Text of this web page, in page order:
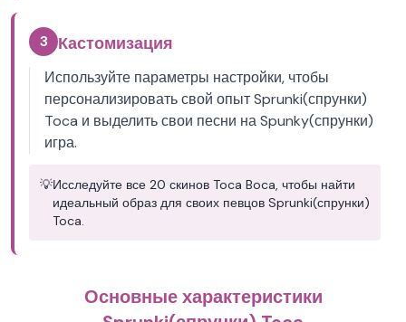
3 Кастомизация
Используйте параметры настройки, чтобы
персонализировать свой опыт Sprunki(спрунки)
Toca и выделить свои песни на Spunky(спрунки)
игра.
💡Исследуйте все 20 скинов Toca Boca, чтобы найти
идеальный образ для своих певцов Sprunki(спрунки)
Toca.
Основные характеристики